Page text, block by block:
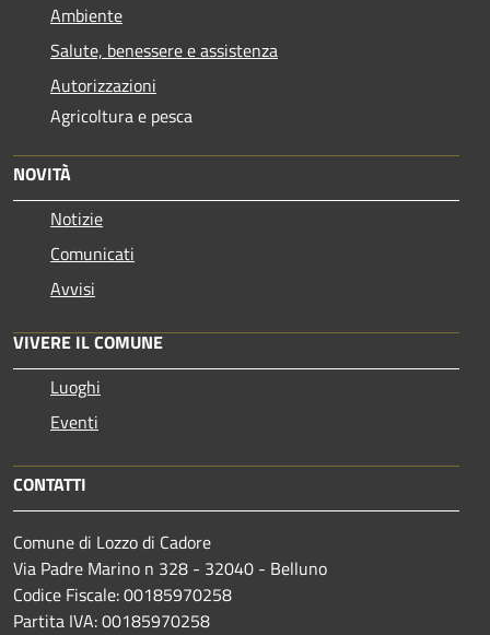
Ambiente
Salute, benessere e assistenza
Autorizzazioni
Agricoltura e pesca
NOVITÀ
Notizie
Comunicati
Avvisi
VIVERE IL COMUNE
Luoghi
Eventi
CONTATTI
Comune di Lozzo di Cadore
Via Padre Marino n 328 - 32040 - Belluno
Codice Fiscale: 00185970258
Partita IVA: 00185970258